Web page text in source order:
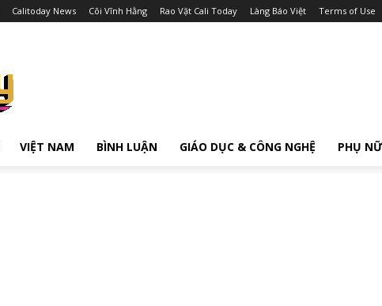
Calitoday News Cõi Vĩnh Hằng Rao Vặt Cali Today Làng Báo Việt Terms of Use
VIỆT NAM BÌNH LUẬN GIÁO DỤC & CÔNG NGHỆ PHỤ NỮ